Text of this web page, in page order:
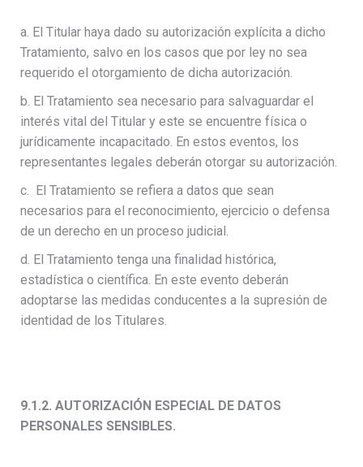
a. El Titular haya dado su autorización explícita a dicho
Tratamiento, salvo en los casos que por ley no sea
requerido el otorgamiento de dicha autorización.
b. El Tratamiento sea necesario para salvaguardar el
interés vital del Titular y este se encuentre física o
jurídicamente incapacitado. En estos eventos, los
representantes legales deberán otorgar su autorización.
c. El Tratamiento se refiera a datos que sean
necesarios para el reconocimiento, ejercicio o defensa
de un derecho en un proceso judicial.
d. El Tratamiento tenga una finalidad histórica,
estadística o científica. En este evento deberán
adoptarse las medidas conducentes a la supresión de
identidad de los Titulares.
9.1.2. AUTORIZACIÓN ESPECIAL DE DATOS
PERSONALES SENSIBLES.